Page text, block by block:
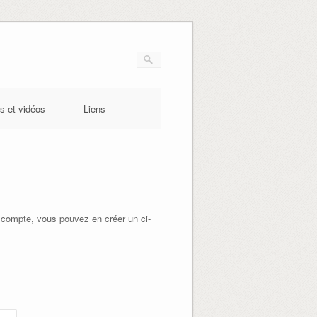
et vidéos Liens
vous pouvez en créer un ci-